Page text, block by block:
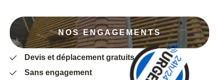
NOS ENGAGEMENTS
Devis et déplacement gratuits
Sans engagement